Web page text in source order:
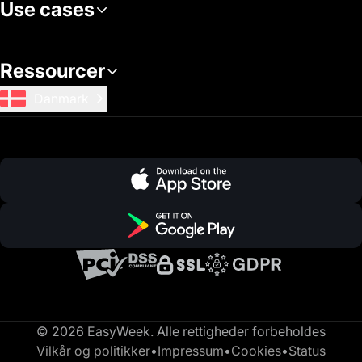
Use cases
Ressourcer
© 2026 EasyWeek. Alle rettigheder forbeholdes
Vilkår og politikker•Impressum•Cookies•Status